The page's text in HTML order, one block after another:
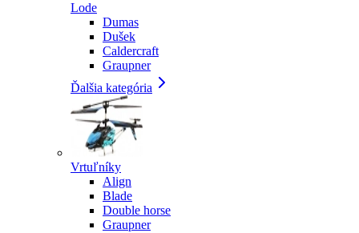
Lode
Dumas
Dušek
Caldercraft
Graupner
Ďalšia kategória
Vrtuľníky
Align
Blade
Double horse
Graupner